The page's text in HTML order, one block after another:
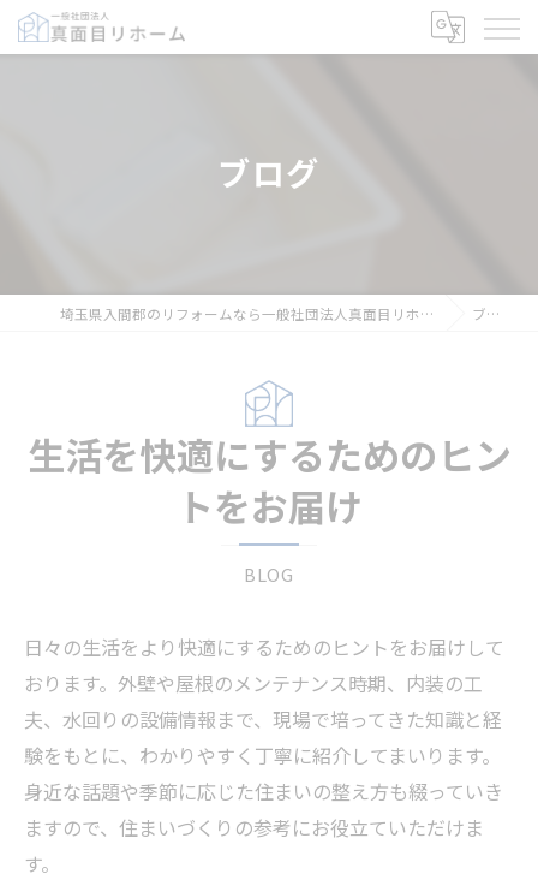
ブログ
埼玉県入間郡のリフォームなら一般社団法人真面目リホーム ブログ
生活を快適にするためのヒン
トをお届け
BLOG
日々の生活をより快適にするためのヒントをお届けして
おります。外壁や屋根のメンテナンス時期、内装の工
夫、水回りの設備情報まで、現場で培ってきた知識と経
験をもとに、わかりやすく丁寧に紹介してまいります。
身近な話題や季節に応じた住まいの整え方も綴っていき
ますので、住まいづくりの参考にお役立ていただけま
す。